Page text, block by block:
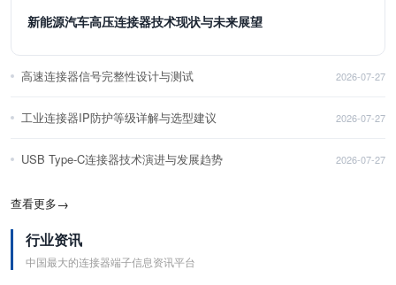
新能源汽车高压连接器技术现状与未来展望
高速连接器信号完整性设计与测试 2026-07-27
工业连接器IP防护等级详解与选型建议 2026-07-27
USB Type-C连接器技术演进与发展趋势 2026-07-27
查看更多→
行业资讯
中国最大的连接器端子信息资讯平台